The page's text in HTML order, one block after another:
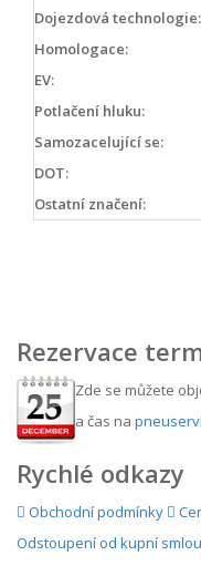
Dojezdová technologie:
Homologace:
EV:
Potlačení hluku:
Samozacelující se:
DOT:
Ostatní značení:
Rezervace
Zde se můžete
a čas na
Rychlé odkazy
Obchodní podmínky
Odstoupení od kupní